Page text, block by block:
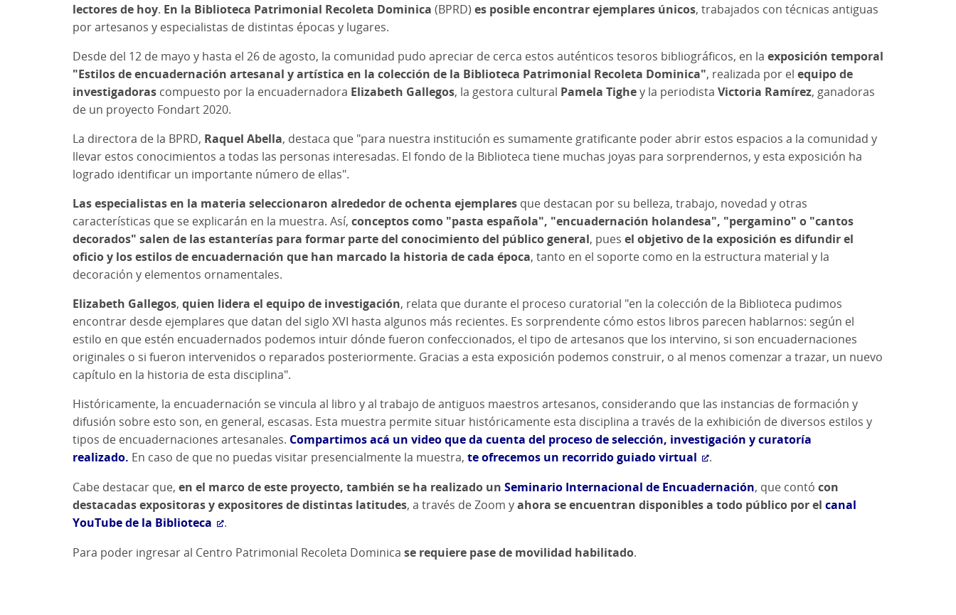
lectores de hoy. En la Biblioteca Patrimonial Recoleta Dominica (BPRD) es posible encontrar ejemplares únicos, trabajados con técnicas antiguas
por artesanos y especialistas de distintas épocas y lugares.
Desde del 12 de mayo y hasta el 26 de agosto, la comunidad pudo apreciar de cerca estos auténticos tesoros bibliográficos, en la exposición temporal
"Estilos de encuadernación artesanal y artística en la colección de la Biblioteca Patrimonial Recoleta Dominica", realizada por el equipo de
investigadoras compuesto por la encuadernadora Elizabeth Gallegos, la gestora cultural Pamela Tighey la periodista Victoria Ramírez, ganadoras
de un proyecto Fondart 2020.
La directora de la BPRD, Raquel Abella, destaca que "para nuestra institución es sumamente gratificante poder abrir estos espacios a la comunidad y
llevar estos conocimientos a todas las personas interesadas. El fondo de la Biblioteca tiene muchas joyas para sorprendernos, y esta exposición ha
logrado identificar un importante número de ellas".
Las especialistas en la materia seleccionaron alrededor de ochenta ejemplares que destacan por su belleza, trabajo, novedad y otras
características que se explicarán en la muestra. Así, conceptos como "pasta española", "encuadernación holandesa", "pergamino" o "cantos
decorados" salen de las estanterías para formar parte del conocimiento del público general, pues el objetivo de la exposición es difundir el
oficio y los estilos de encuadernación que han marcado la historia de cada época, tanto en el soporte como en la estructura material y la
decoración y elementos ornamentales.
Elizabeth Gallegos, quien lidera el equipo de investigación, relata que durante el proceso curatorial "en la colección de la Biblioteca pudimos
encontrar desde ejemplares que datan del siglo XVI hasta algunos más recientes. Es sorprendente cómo estos libros parecen hablarnos: según el
estilo en que estén encuadernados podemos intuir dónde fueron confeccionados, el tipo de artesanos que los intervino, si son encuadernaciones
originales o si fueron intervenidos o reparados posteriormente. Gracias a esta exposición podemos construir, o al menos comenzar a trazar, un nuevo
capítulo en la historia de esta disciplina".
Históricamente, la encuadernación se vincula al libro y al trabajo de antiguos maestros artesanos, considerando que las instancias de formación y
difusión sobre esto son, en general, escasas. Esta muestra permite situar históricamente esta disciplina a través de la exhibición de diversos estilos y
tipos de encuadernaciones artesanales. Compartimos acá un video que da cuenta del proceso de selección, investigación y curatoría
realizado. En caso de que no puedas visitar presencialmente la muestra, te ofrecemos un recorrido guiado virtual
.
Cabe destacar que, en el marco de este proyecto, también se ha realizado un Seminario Internacional de Encuadernación, que contó con
destacadas expositoras y expositores de distintas latitudes, a través de Zoom yahora se encuentran disponibles a todo público por el canal
YouTube de la Biblioteca
.
Para poder ingresar al Centro Patrimonial Recoleta Dominica se requiere pase de movilidad habilitado.